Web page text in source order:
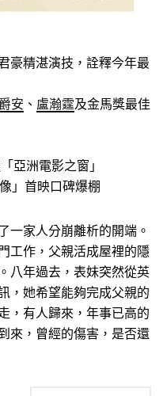
豪精湛演技，詮釋今年最
安 、 盧瀚霆及金馬獎最佳
亞洲電影之窗」
」首映口碑爆棚
一家人分崩離析的開端。
工作，父親活成屋裡的隱
八年過去，表妹突然從英
，她希望能夠完成父親的
，有人歸來，年事已高的
來，曾經的傷害，是否還